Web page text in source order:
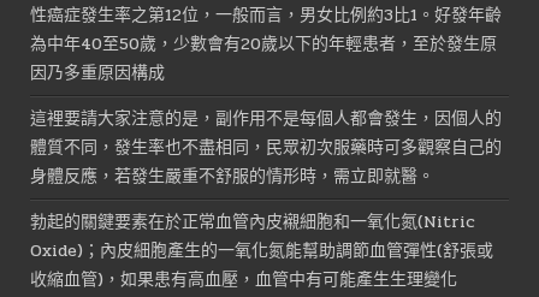
性癌症發生率之第12位，一般而言，男女比例約3比1。好發年齡
為中年40至50歲，少數會有20歲以下的年輕患者，至於發生原
因乃多重原因構成
這裡要請大家注意的是，副作用不是每個人都會發生，因個人的
體質不同，發生率也不盡相同，民眾初次服藥時可多觀察自己的
身體反應，若發生嚴重不舒服的情形時，需立即就醫。
勃起的關鍵要素在於正常血管內皮襯細胞和一氧化氮(Nitric
Oxide)；內皮細胞產生的一氧化氮能幫助調節血管彈性(舒張或
收縮血管)，如果患有高血壓，血管中有可能產生生理變化